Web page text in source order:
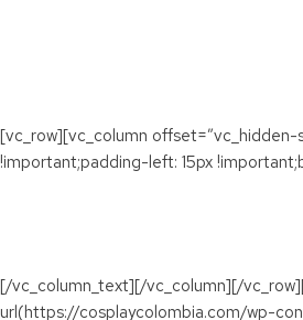
[vc_row][vc_column
!important;padding-left: 15px
[/vc_column_text][/vc_column][/
url(https://cosplaycolombia.com/wp-